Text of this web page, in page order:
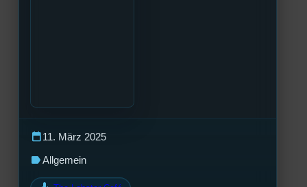
calendar_today11. März 2025
labelAllgemein